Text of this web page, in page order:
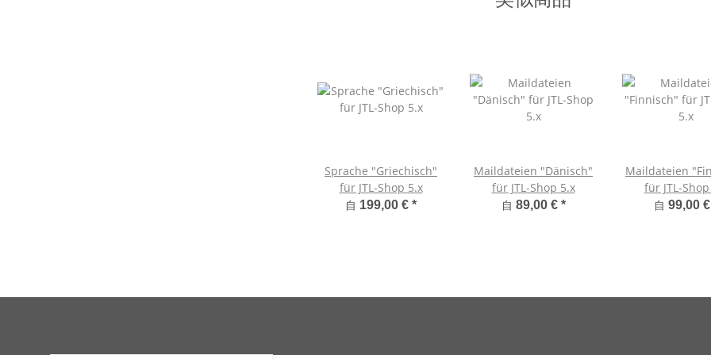
Sprache "Griechisch"
für JTL-Shop 5.x
自 199,00 € *
Maildateien "Dänisch"
für JTL-Shop 5.x
自 89,00 € *
Maildateien
für JTL-
自 99,00 €